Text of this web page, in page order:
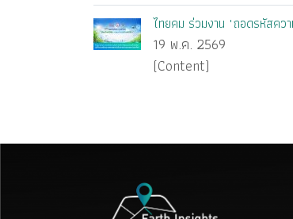
ไทยคม ร่วมงาน "ถอดรหัสคว
19 พ.ค. 2569
(Content)